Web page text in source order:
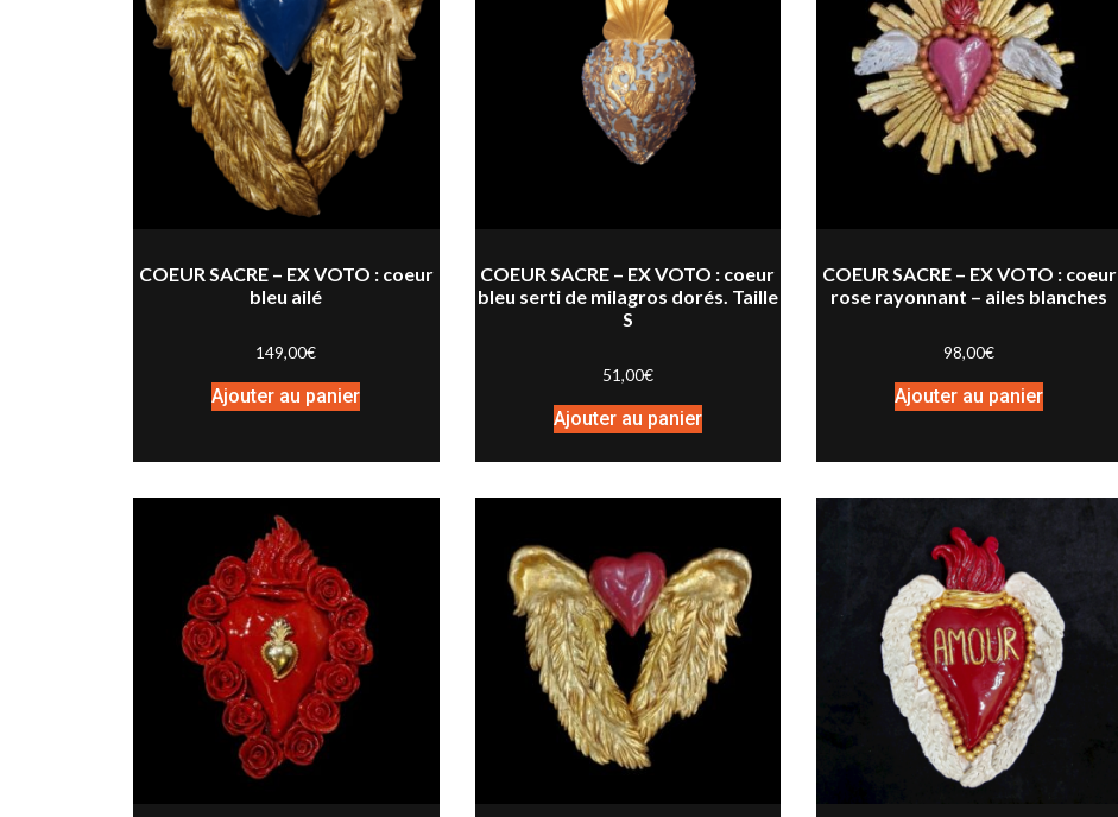
COEUR SACRE – EX VOTO : coeur
bleu ailé
149,00€
Ajouter au panier
COEUR SACRE – EX VOTO : coeur
bleu serti de milagros dorés. Taille
S
51,00€
Ajouter au panier
COEUR SACRE – EX VOTO : coeur
rose rayonnant – ailes blanches
98,00€
Ajouter au panier